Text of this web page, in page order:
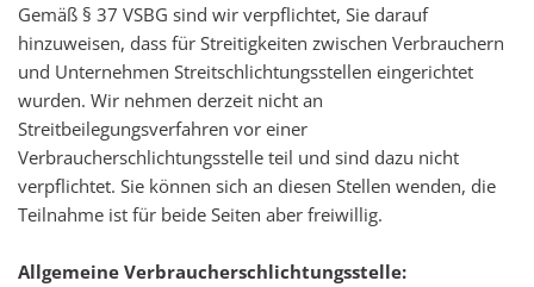
Gemäß § 37 VSBG sind wir verpflichtet, Sie darauf
hinzuweisen, dass für Streitigkeiten zwischen Verbrauchern
und Unternehmen Streitschlichtungsstellen eingerichtet
wurden. Wir nehmen derzeit nicht an
Streitbeilegungsverfahren vor einer
Verbraucherschlichtungsstelle teil und sind dazu nicht
verpflichtet. Sie können sich an diesen Stellen wenden, die
Teilnahme ist für beide Seiten aber freiwillig.
Allgemeine Verbraucherschlichtungsstelle: